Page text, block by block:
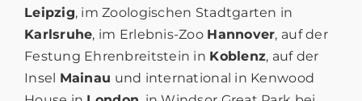
Leipzig, im Zoologischen Stadtgarten in
Karlsruhe, im Erlebnis-Zoo Hannover, auf der
Festung Ehrenbreitstein in Koblenz, auf der
Insel Mainau und international in Kenwood